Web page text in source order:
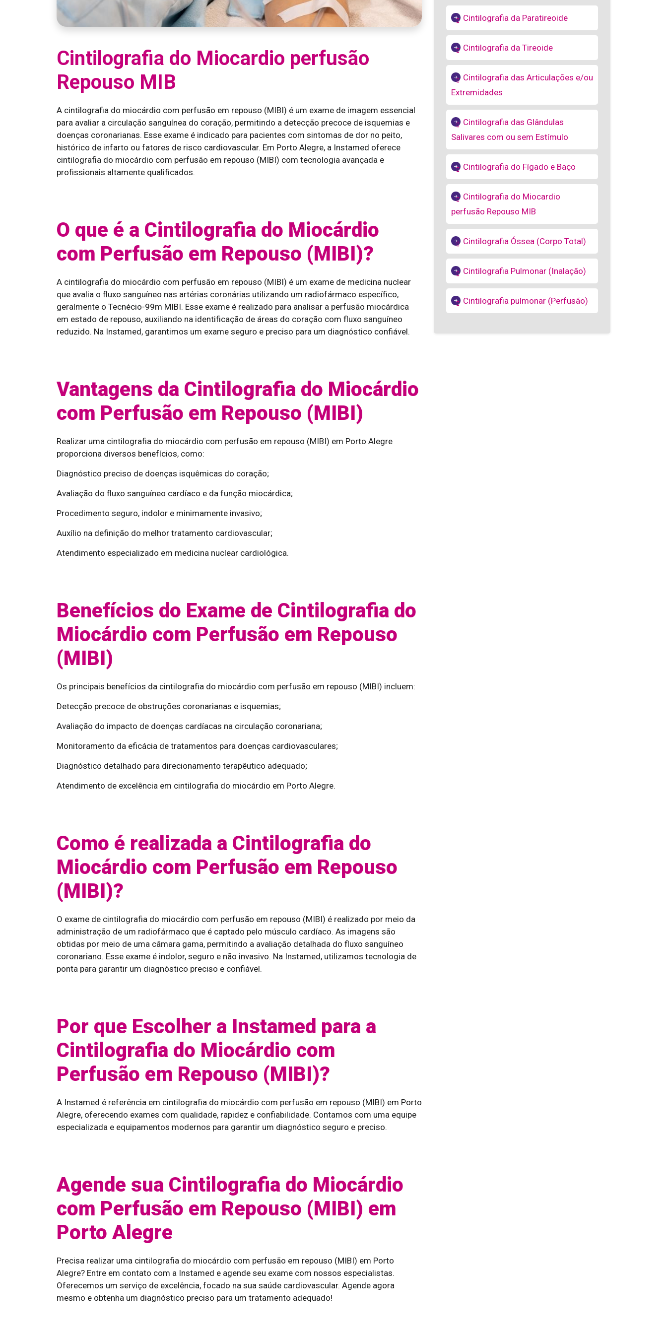
Cintilografia do Miocardio perfusão
Repouso MIB
A cintilografia do miocárdio com perfusão em repouso (MIBI) é um exame de imagem essencial
para avaliar a circulação sanguínea do coração, permitindo a detecção precoce de isquemias e
doenças coronarianas. Esse exame é indicado para pacientes com sintomas de dor no peito,
histórico de infarto ou fatores de risco cardiovascular. Em Porto Alegre, a Instamed oferece
cintilografia do miocárdio com perfusão em repouso (MIBI) com tecnologia avançada e
profissionais altamente qualificados.
O que é a Cintilografia do Miocárdio
com Perfusão em Repouso (MIBI)?
A cintilografia do miocárdio com perfusão em repouso (MIBI) é um exame de medicina nuclear
que avalia o fluxo sanguíneo nas artérias coronárias utilizando um radiofármaco específico,
geralmente o Tecnécio-99m MIBI. Esse exame é realizado para analisar a perfusão miocárdica
em estado de repouso, auxiliando na identificação de áreas do coração com fluxo sanguíneo
reduzido. Na Instamed, garantimos um exame seguro e preciso para um diagnóstico confiável.
Vantagens da Cintilografia do Miocárdio
com Perfusão em Repouso (MIBI)
Realizar uma cintilografia do miocárdio com perfusão em repouso (MIBI) em Porto Alegre
proporciona diversos benefícios, como:
Diagnóstico preciso de doenças isquêmicas do coração;
Avaliação do fluxo sanguíneo cardíaco e da função miocárdica;
Procedimento seguro, indolor e minimamente invasivo;
Auxílio na definição do melhor tratamento cardiovascular;
Atendimento especializado em medicina nuclear cardiológica.
Benefícios do Exame de Cintilografia do
Miocárdio com Perfusão em Repouso
(MIBI)
Os principais benefícios da cintilografia do miocárdio com perfusão em repouso (MIBI) incluem:
Detecção precoce de obstruções coronarianas e isquemias;
Avaliação do impacto de doenças cardíacas na circulação coronariana;
Monitoramento da eficácia de tratamentos para doenças cardiovasculares;
Diagnóstico detalhado para direcionamento terapêutico adequado;
Atendimento de excelência em cintilografia do miocárdio em Porto Alegre.
Como é realizada a Cintilografia do
Miocárdio com Perfusão em Repouso
(MIBI)?
O exame de cintilografia do miocárdio com perfusão em repouso (MIBI) é realizado por meio da
administração de um radiofármaco que é captado pelo músculo cardíaco. As imagens são
obtidas por meio de uma câmara gama, permitindo a avaliação detalhada do fluxo sanguíneo
coronariano. Esse exame é indolor, seguro e não invasivo. Na Instamed, utilizamos tecnologia de
ponta para garantir um diagnóstico preciso e confiável.
Por que Escolher a Instamed para a
Cintilografia do Miocárdio com
Perfusão em Repouso (MIBI)?
A Instamed é referência em cintilografia do miocárdio com perfusão em repouso (MIBI) em Porto
Alegre, oferecendo exames com qualidade, rapidez e confiabilidade. Contamos com uma equipe
especializada e equipamentos modernos para garantir um diagnóstico seguro e preciso.
Agende sua Cintilografia do Miocárdio
com Perfusão em Repouso (MIBI) em
Porto Alegre
Precisa realizar uma cintilografia do miocárdio com perfusão em repouso (MIBI) em Porto
Alegre? Entre em contato com a Instamed e agende seu exame com nossos especialistas.
Oferecemos um serviço de excelência, focado na sua saúde cardiovascular. Agende agora
mesmo e obtenha um diagnóstico preciso para um tratamento adequado!
Cintilografia da Paratireoide
Cintilografia da Tireoide
Cintilografia das Articulações e/ou
Extremidades
Cintilografia das Glândulas
Salivares com ou sem Estímulo
Cintilografia do Fígado e Baço
Cintilografia do Miocardio
perfusão Repouso MIB
Cintilografia Óssea (Corpo Total)
Cintilografia Pulmonar (Inalação)
Cintilografia pulmonar (Perfusão)